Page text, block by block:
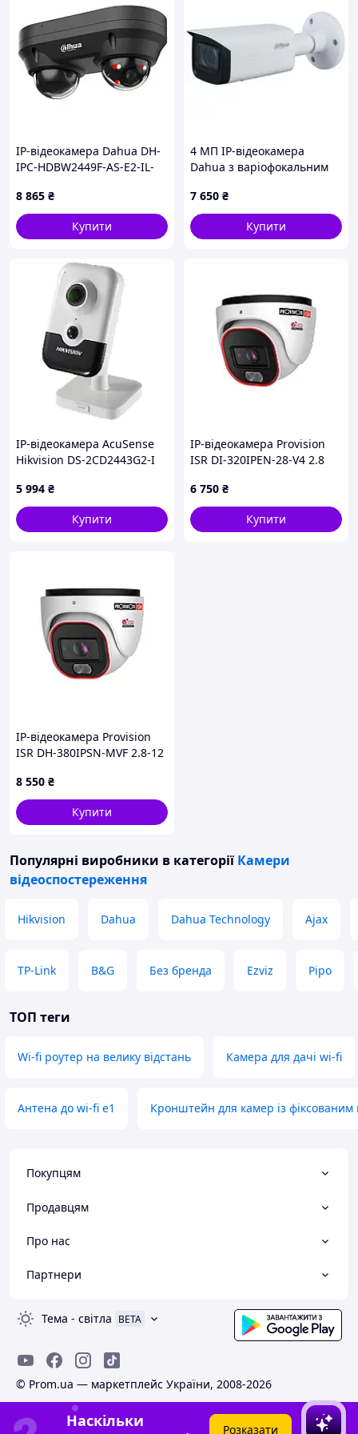
IP-відеокамера Dahua DH-
IPC-HDBW2449F-AS-E2-IL-
D15-2026
8 865 ₴
Купити
4 МП IP-відеокамера
Dahua з варіофокальним
HFW1431TP-ZS-S4
7 650 ₴
Купити
IP-відеокамера AcuSense
Hikvision DS-2CD2443G2-I
5 994 ₴
Купити
IP-відеокамера Provision
ISR DI-320IPEN-28-V4 2.8
6 750 ₴
Купити
IP-відеокамера Provision
ISR DH-380IPSN-MVF 2.8-12
2026
8 550 ₴
Купити
Популярні виробники в категорії Камери
відеоспостереження
Hikvision Dahua Dahua Technology Ajax
TP-Link B&G Без бренда Ezviz Pipo
ТОП теги
Wi-fi роутер на велику відстань Камера для дачі wi-fi
Антена до wi-fi e1 Кронштейн для камер із
Покупцям
Продавцям
Про нас
Партнери
Тема - світла BETA
© Prom.ua — маркетплейс України, 2008-2026
Наскільки
Розказати